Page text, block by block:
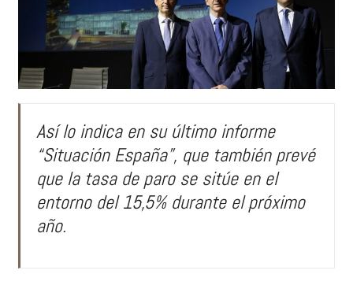
Así lo indica en su último informe
“Situación España”, que también prevé
que la tasa de paro se sitúe en el
entorno del 15,5% durante el próximo
año.